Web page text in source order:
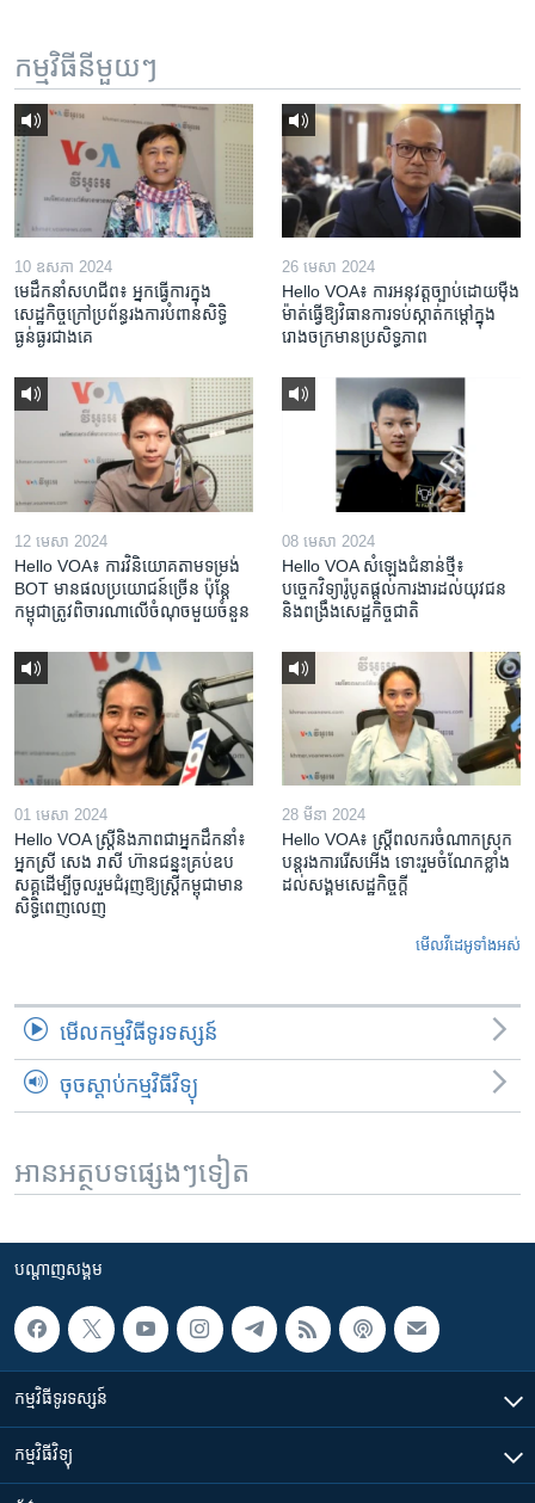
កម្មវិធី​នីមួយៗ
10 ឧសភា 2024
មេដឹកនាំសហជីព៖ អ្នកធ្វើការក្នុង
សេដ្ឋកិច្ចក្រៅប្រព័ន្ធរងការបំពានសិទ្ធិ
ធ្ងន់ធ្ងរជាងគេ
26 មេសា 2024
Hello VOA៖ ការអនុវត្ត​ច្បាប់​ដោយ​ម៉ឺង
ម៉ាត់​ធ្វើ​ឱ្យ​វិធានការ​ទប់ស្កាត់​កម្តៅ​ក្នុង​
រោងចក្រ​មាន​ប្រសិទ្ធភាព​​
12 មេសា 2024
Hello VOA៖ ការ​វិនិយោគ​តាម​ទម្រង់ ​
BOT​ មាន​ផល​ប្រយោជន៍​ច្រើន ប៉ុន្តែ​
កម្ពុជា​ត្រូវ​ពិចារណា​លើ​ចំណុច​មួយ​ចំនួន
08 មេសា 2024
Hello VOA សំឡេង​ជំនាន់​ថ្មី៖
បច្ចេកវិទ្យា​រ៉ូបូត​ផ្តល់​ការងារ​ដល់​យុវជន
និង​ពង្រឹង​​សេដ្ឋកិច្ច​ជាតិ​​​​​​
01 មេសា 2024
Hello VOA ស្ត្រីនិងភាពជាអ្នកដឹកនាំ៖
អ្នកស្រី សេង រាសី ហ៊ានជន្នះគ្រប់ឧប
សគ្គដើម្បីចូលរួមជំរុញឱ្យស្រ្តីកម្ពុជាមាន
សិទ្ធិពេញលេញ
28 មីនា 2024
Hello VOA៖ ស្រ្តីពលករចំណាកស្រុក
បន្តរងការរើសអើង ទោះរួមចំណែកខ្លាំង
ដល់សង្គមសេដ្ឋកិច្ចក្តី
មើល​វីដេអូ​ទាំង​អស់
មើល​កម្មវិធី​ទូរទស្សន៍
ចុចស្តាប់កម្មវិធីវិទ្យុ
អានអត្ថបទផ្សេងៗទៀត
បណ្តាញ​សង្គម
កម្មវិធី​ទូរទស្សន៍
កម្មវិធី​វិទ្យុ